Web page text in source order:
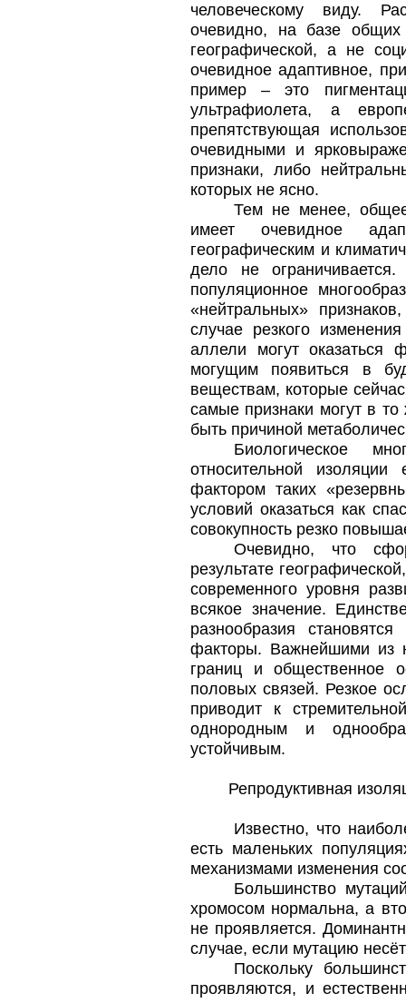
человеческому виду.
очевидно, на базе
географической, а не
очевидное адаптивное,
пример – это
ультрафиолета, а
препятствующая
очевидными и
признаки, либо
которых не ясно.
Тем не менее, общее
имеет очевидное
географическим и
дело не
популяционное
«нейтральных»
случае резкого
аллели могут оказаться
могущим появиться в
веществам, которые
самые признаки могут в
быть причиной
Биологическое
относительной
фактором таких
условий оказаться как
совокупность резко
Очевидно, что
результате
современного уровня
всякое значение.
разнообразия
факторы. Важнейшими из
границ и общественное
половых связей. Резкое
приводит к
однородным и
устойчивым.
Репродуктивная
Известно, что
есть маленьких
механизмами изменения
Большинство
хромосом нормальна, а
не проявляется.
случае, если мутацию
Поскольку
проявляются, и